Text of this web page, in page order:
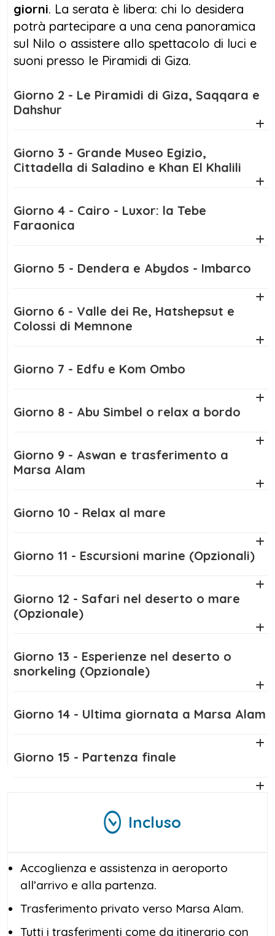
La seconda parte del viaggio è dedicata al
mare: un soggiorno aMarsa Alam, tra
spiagge dorate e acque turchesi, perfetto per
rilassarsi, fare snorkeling o immersioni tra i
Egitto 15 giorniè studiato per bilanciare
cultura e relax, offrendo un ritmo piacevole
Grazie a un affascinanteitinerario Egitto 15
un’avventura completa, capace di
trasformare il tuo viaggio in un ricordo
giorni. La serata è libera: chi lo desidera
potrà partecipare a una cena panoramica
sul Nilo o assistere allo spettacolo di luci e
suoni presso le Piramidi di Giza.
Giorno 2 - Le Piramidi di Giza, Saqqara e
Dahshur
Giorno 3 - Grande Museo Egizio,
Cittadella di Saladino e Khan El Khalili
Giorno 4 - Cairo - Luxor: la Tebe
Faraonica
Giorno 5 - Dendera e Abydos - Imbarco
Giorno 6 - Valle dei Re, Hatshepsut e
Colossi di Memnone
Giorno 7 - Edfu e Kom Ombo
Giorno 8 - Abu Simbel o relax a bordo
Giorno 9 - Aswan e trasferimento a
Marsa Alam
Giorno 10 - Relax al mare
Giorno 11 - Escursioni marine (Opzionali)
Giorno 12 - Safari nel deserto o mare
(Opzionale)
Giorno 13 - Esperienze nel deserto o
snorkeling (Opzionale)
Giorno 14 - Ultima giornata a Marsa Alam
Giorno 15 - Partenza finale
Incluso
Accoglienza e assistenza in aeroporto
all’arrivo e alla partenza.
Trasferimento privato verso Marsa Alam.
Tutti i trasferimenti come da itinerario con